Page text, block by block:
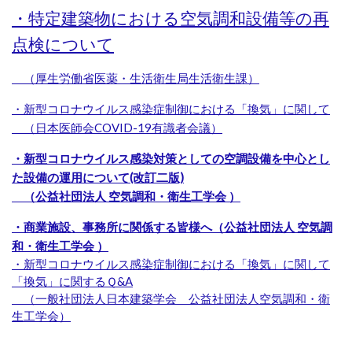
・特定建築物における空気調和設備等の再
点検について
（厚生労働省医薬・生活衛生局生活衛生課）
・新型コロナウイルス感染症制御における「換気」に関して
（日本医師会COVID-19有識者会議）
・新型コロナウイルス感染対策としての空調設備を中心とし
た設備の運用について(改訂二版)
（公益社団法人 空気調和・衛生工学会 ）
・商業施設、事務所に関係する皆様へ（公益社団法人 空気調
和・衛生工学会 ）
・新型コロナウイルス感染症制御における「換気」に関して
「換気」に関するＱ&A
（一般社団法人日本建築学会 公益社団法人空気調和・衛
生工学会）